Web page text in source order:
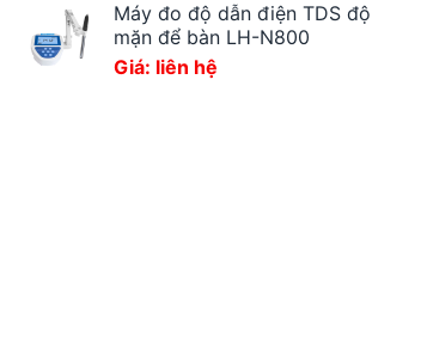
Máy đo độ dẫn điện TDS độ
mặn để bàn LH-N800
Giá: liên hệ